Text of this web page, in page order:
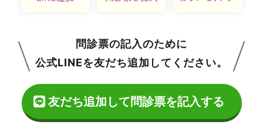
問診票の記入のために
公式LINEを友だち追加 してください。
友だち追加して問診票を記入する